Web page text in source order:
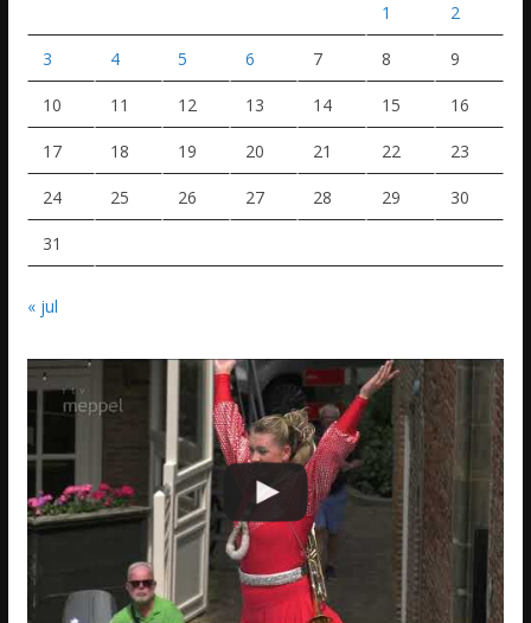
1 2
3 4 5 6 7 8 9
10 11 12 13 14 15 16
17 18 19 20 21 22 23
24 25 26 27 28 29 30
31
« jul